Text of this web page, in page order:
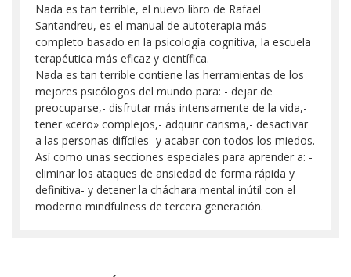
Nada es tan terrible, el nuevo libro de Rafael
Santandreu, es el manual de autoterapia más
completo basado en la psicología cognitiva, la escuela
terapéutica más eficaz y científica.
Nada es tan terrible contiene las herramientas de los
mejores psicólogos del mundo para: - dejar de
preocuparse,- disfrutar más intensamente de la vida,-
tener «cero» complejos,- adquirir carisma,- desactivar
a las personas difíciles- y acabar con todos los miedos.
Así como unas secciones especiales para aprender a: -
eliminar los ataques de ansiedad de forma rápida y
definitiva- y detener la cháchara mental inútil con el
moderno mindfulness de tercera generación.